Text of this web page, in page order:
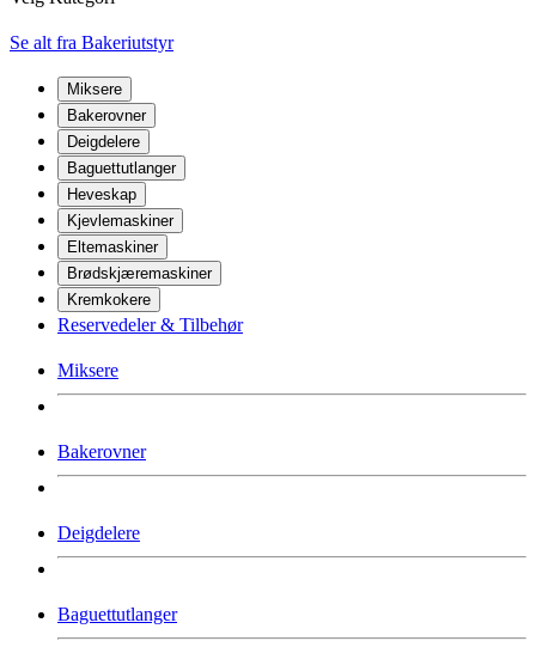
Se alt fra Bakeriutstyr
Miksere
Bakerovner
Deigdelere
Baguettutlanger
Heveskap
Kjevlemaskiner
Eltemaskiner
Brødskjæremaskiner
Kremkokere
Reservedeler & Tilbehør
Miksere
Bakerovner
Deigdelere
Baguettutlanger